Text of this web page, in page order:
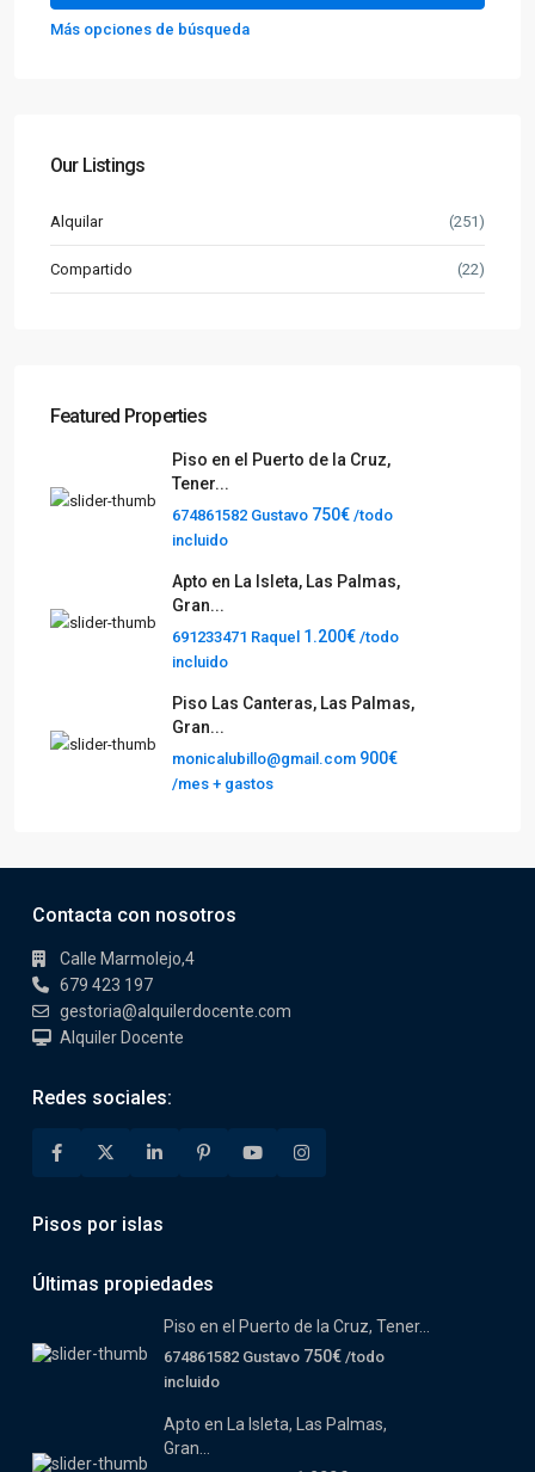
Más opciones de búsqueda
Our Listings
Alquilar (251)
Compartido (22)
Featured Properties
Piso en el Puerto de la Cruz,
Tener...
674861582 Gustavo 750€ /todo
incluido
Apto en La Isleta, Las Palmas,
Gran...
691233471 Raquel 1.200€ /todo
incluido
Piso Las Canteras, Las Palmas,
Gran...
monicalubillo@gmail.com 900€
/mes + gastos
Contacta con nosotros
Calle Marmolejo,4
679 423 197
gestoria@alquilerdocente.com
Alquiler Docente
Redes sociales:
Pisos por islas
Últimas propiedades
Piso en el Puerto de la Cruz, Tener...
674861582 Gustavo 750€ /todo
incluido
Apto en La Isleta, Las Palmas,
Gran...